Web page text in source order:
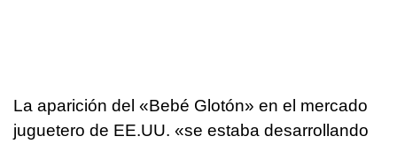
La aparición del «Bebé Glotón» en el mercado
juguetero de EE.UU. «se estaba desarrollando